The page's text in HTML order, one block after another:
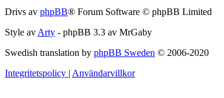
Drivs av phpBB® Forum Software © phpBB Limited
Style avArty - phpBB 3.3 av MrGaby
Swedish translation by phpBB Sweden © 2006-2020
Integritetspolicy | Användarvillkor